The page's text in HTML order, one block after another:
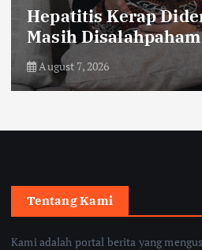
Tentang Kami
Kami adalah portal berita yang